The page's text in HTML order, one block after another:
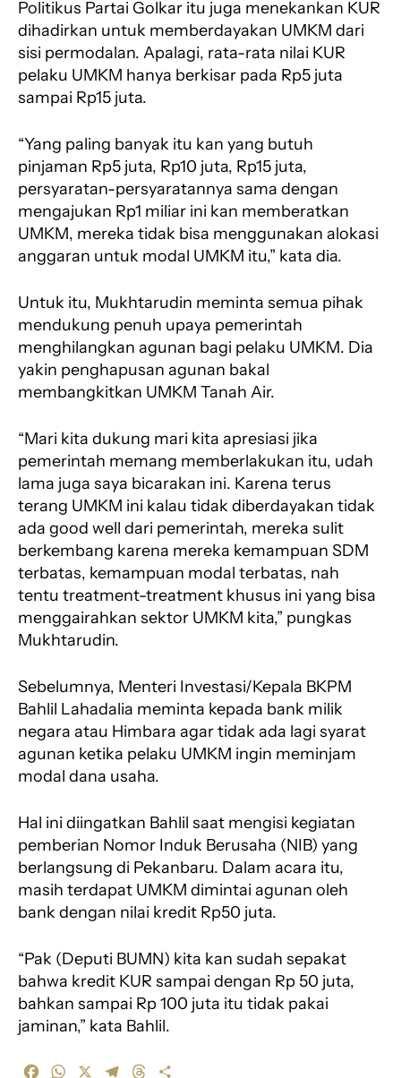
Politikus Partai Golkar itu juga menekankan KUR
dihadirkan untuk memberdayakan UMKM dari
sisi permodalan. Apalagi, rata-rata nilai KUR
pelaku UMKM hanya berkisar pada Rp5 juta
sampai Rp15 juta.
“Yang paling banyak itu kan yang butuh
pinjaman Rp5 juta, Rp10 juta, Rp15 juta,
persyaratan-persyaratannya sama dengan
mengajukan Rp1 miliar ini kan memberatkan
UMKM, mereka tidak bisa menggunakan alokasi
anggaran untuk modal UMKM itu,” kata dia.
Untuk itu, Mukhtarudin meminta semua pihak
mendukung penuh upaya pemerintah
menghilangkan agunan bagi pelaku UMKM. Dia
yakin penghapusan agunan bakal
membangkitkan UMKM Tanah Air.
“Mari kita dukung mari kita apresiasi jika
pemerintah memang memberlakukan itu, udah
lama juga saya bicarakan ini. Karena terus
terang UMKM ini kalau tidak diberdayakan tidak
ada good well dari pemerintah, mereka sulit
berkembang karena mereka kemampuan SDM
terbatas, kemampuan modal terbatas, nah
tentu treatment-treatment khusus ini yang bisa
menggairahkan sektor UMKM kita,” pungkas
Mukhtarudin.
Sebelumnya, Menteri Investasi/Kepala BKPM
Bahlil Lahadalia meminta kepada bank milik
negara atau Himbara agar tidak ada lagi syarat
agunan ketika pelaku UMKM ingin meminjam
modal dana usaha.
Hal ini diingatkan Bahlil saat mengisi kegiatan
pemberian Nomor Induk Berusaha (NIB) yang
berlangsung di Pekanbaru. Dalam acara itu,
masih terdapat UMKM dimintai agunan oleh
bank dengan nilai kredit Rp50 juta.
“Pak (Deputi BUMN) kita kan sudah sepakat
bahwa kredit KUR sampai dengan Rp 50 juta,
bahkan sampai Rp 100 juta itu tidak pakai
jaminan,” kata Bahlil.
W